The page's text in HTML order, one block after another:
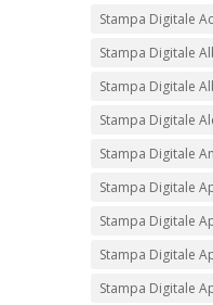
Stampa Digitale
Stampa Digitale
Stampa Digitale
Stampa Digitale
Stampa Digitale
Stampa Digitale
Stampa Digitale
Stampa Digitale
Stampa Digitale